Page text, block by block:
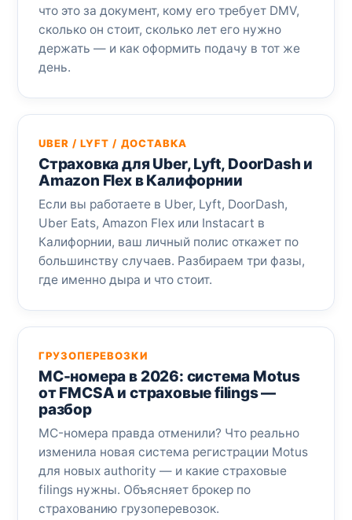
что это за документ, кому его требует DMV,
сколько он стоит, сколько лет его нужно
держать — и как оформить подачу в тот же
день.
UBER / LYFT / ДОСТАВКА
Страховка для Uber, Lyft, DoorDash и
Amazon Flex в Калифорнии
Если вы работаете в Uber, Lyft, DoorDash,
Uber Eats, Amazon Flex или Instacart в
Калифорнии, ваш личный полис откажет по
большинству случаев. Разбираем три фазы,
где именно дыра и что стоит.
ГРУЗОПЕРЕВОЗКИ
MC-номера в 2026: система Motus
от FMCSA и страховые filings —
разбор
MC-номера правда отменили? Что реально
изменила новая система регистрации Motus
для новых authority — и какие страховые
filings нужны. Объясняет брокер по
страхованию грузоперевозок.